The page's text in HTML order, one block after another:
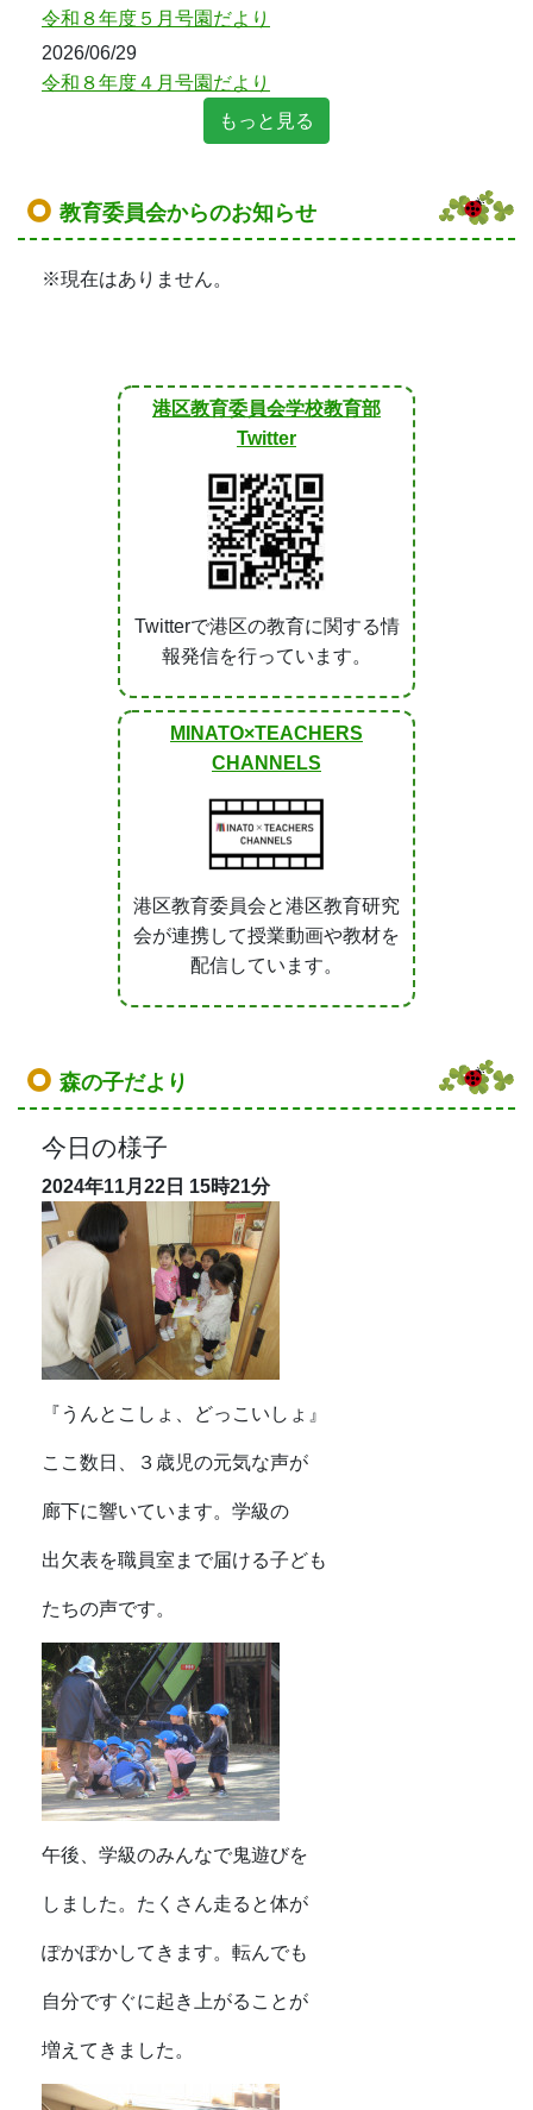
令和８年度５月号園だより
2026/06/29
令和８年度４月号園だより
もっと見る
教育委員会からのお知らせ
※現在はありません。
港区教育委員会学校教育部
Twitter
Twitterで港区の教育に関する情
報発信を行っています。
MINATO×TEACHERS
CHANNELS
港区教育委員会と港区教育研究
会が連携して授業動画や教材を
配信しています。
森の子だより
今日の様子
2024年11月22日 15時21分
『うんとこしょ、どっこいしょ』
ここ数日、３歳児の元気な声が
廊下に響いています。学級の
出欠表を職員室まで届ける子ども
たちの声です。
午後、学級のみんなで鬼遊びを
しました。たくさん走ると体が
ぽかぽかしてきます。転んでも
自分ですぐに起き上がることが
増えてきました。